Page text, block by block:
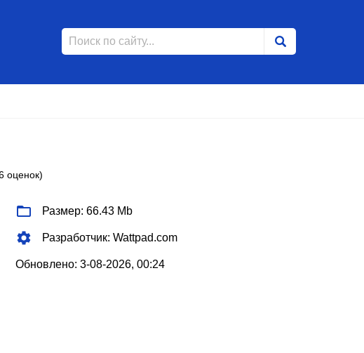
оценок)
Размер: 66.43 Mb
Разработчик: Wattpad.com
Обновлено: 3-08-2026, 00:24